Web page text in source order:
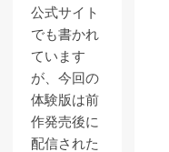
公式サイト
でも書かれ
ています
が、今回の
体験版は前
作発売後に
配信された